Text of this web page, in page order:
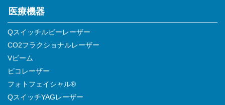
医療機器
Qスイッチルビーレーザー
CO2フラクショナルレーザー
Vビーム
ピコレーザー
フォトフェイシャル®
QスイッチYAGレーザー